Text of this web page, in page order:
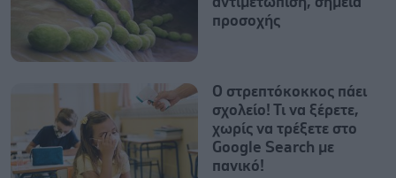
προσοχής
Ο στρεπτόκοκκος πάει
σχολείο! Τι να ξέρετε,
χωρίς να τρέξετε στο
Google Search με
πανικό!